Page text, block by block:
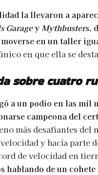
la llevaron a
Garagey Mythbusters,
en un taller
en que ella se
sobre cuatro
a un podio en las mil
campeona del
más desafiantes del
y hacía parte
de velocidad en
hablando de un